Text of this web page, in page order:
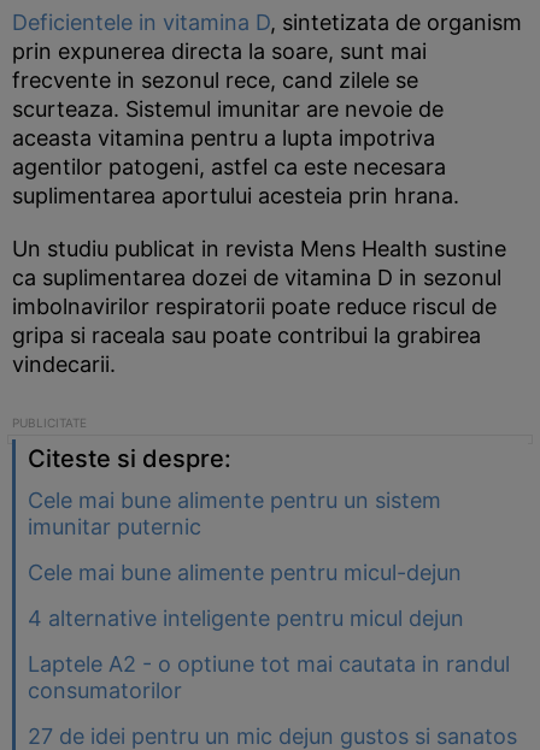
Deficientele in vitamina D, sintetizata de organism
prin expunerea directa la soare, sunt mai
frecvente in sezonul rece, cand zilele se
scurteaza. Sistemul imunitar are nevoie de
aceasta vitamina pentru a lupta impotriva
agentilor patogeni, astfel ca este necesara
suplimentarea aportului acesteia prin hrana.
Un studiu publicat in revista Mens Health sustine
ca suplimentarea dozei de vitamina D in sezonul
imbolnavirilor respiratorii poate reduce riscul de
gripa si raceala sau poate contribui la grabirea
vindecarii.
Citeste si despre:
Cele mai bune alimente pentru un sistem
imunitar puternic
Cele mai bune alimente pentru micul-dejun
4 alternative inteligente pentru micul dejun
Laptele A2 - o optiune tot mai cautata in randul
consumatorilor
27 de idei pentru un mic dejun gustos si sanatos